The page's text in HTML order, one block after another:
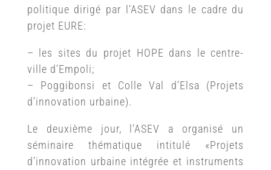
politique dirigé par l’ASEV dans le cadre du
projet EURE:
– les sites du projet HOPE dans le centre-
ville d’Empoli;
– Poggibonsi et Colle Val d’Elsa (Projets
d’innovation urbaine).
Le deuxième jour, l’ASEV a organisé un
séminaire thématique intitulé «Projets
d’innovation urbaine intégrée et instruments